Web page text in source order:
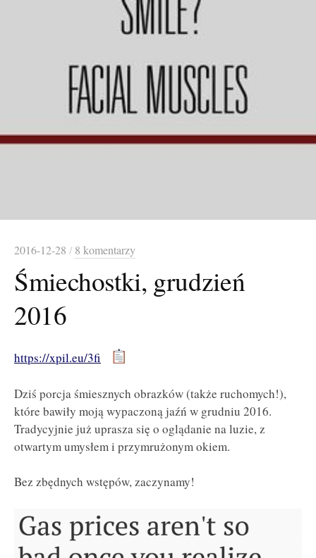
2016-12-28 / 8 komentarzy
Śmiechostki, grudzień
2016
https://xpil.eu/3fi
Dziś porcja śmiesznych obrazków (także ruchomych!),
które bawiły moją wypaczoną jaźń w grudniu 2016.
Tradycyjnie już uprasza się o oglądanie na luzie, z
otwartym umysłem i przymrużonym okiem.
Bez zbędnych wstępów, zaczynamy!